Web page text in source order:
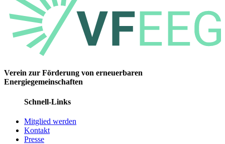
Verein zur Förderung von erneuerbaren
Energiegemeinschaften
Schnell-Links
Mitglied werden
Kontakt
Presse